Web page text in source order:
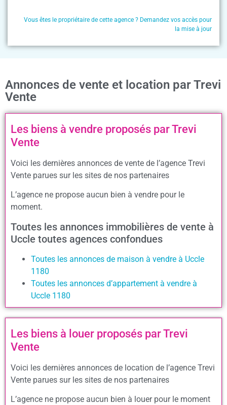
Vous êtes le propriétaire de cette agence ? Demandez vos accès pour
la mise à jour
Annonces de vente et location par Trevi
Vente
Les biens à vendre proposés par Trevi
Vente
Voici les dernières annonces de vente de l’agence Trevi
Vente parues sur les sites de nos partenaires
L’agence ne propose aucun bien à vendre pour le
moment.
Toutes les annonces immobilières de vente à
Uccle toutes agences confondues
Toutes les annonces de maison à vendre à Uccle
1180
Toutes les annonces d’appartement à vendre à
Uccle 1180
Les biens à louer proposés par Trevi
Vente
Voici les dernières annonces de location de l’agence Trevi
Vente parues sur les sites de nos partenaires
L’agence ne propose aucun bien à louer pour le moment